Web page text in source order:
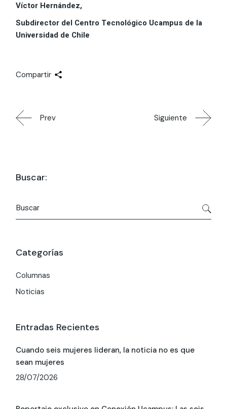
Víctor Hernández,
Subdirector del Centro Tecnológico Ucampus de la
Universidad de Chile
Compartir
Prev Siguiente
Buscar:
por:
Categorías
Columnas
Noticias
Entradas Recientes
Cuando seis mujeres lideran, la noticia no es que
sean mujeres
28/07/2026